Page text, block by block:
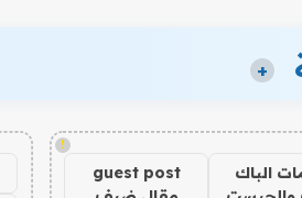
+
!
الباك
guest post